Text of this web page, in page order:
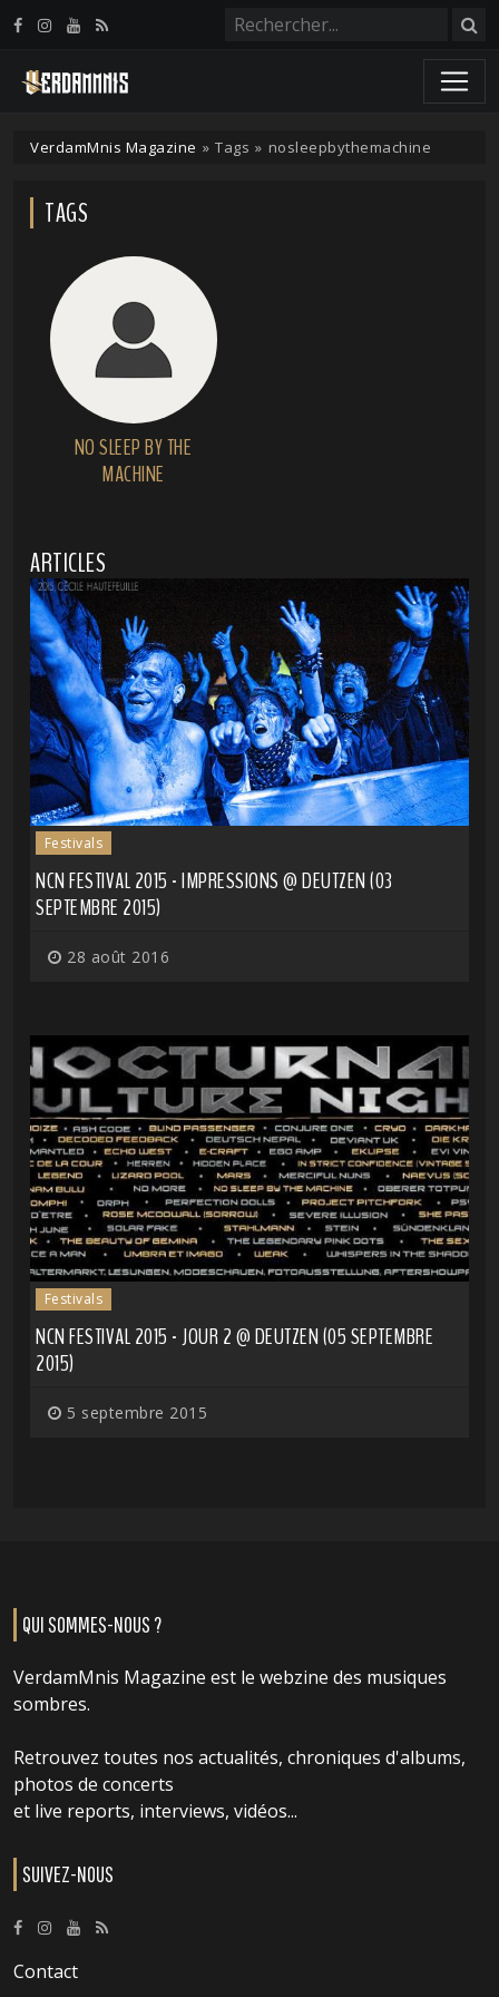
VerdamMnis Magazine » Tags » nosleepbythemachine
TAGS
NO SLEEP BY THE
MACHINE
ARTICLES
Festivals
NCN FESTIVAL 2015 - IMPRESSIONS @ DEUTZEN (03
SEPTEMBRE 2015)
28 août 2016
Festivals
NCN FESTIVAL 2015 - JOUR 2 @ DEUTZEN (05 SEPTEMBRE
2015)
5 septembre 2015
QUI SOMMES-NOUS ?
VerdamMnis Magazine est le webzine des musiques
sombres.
Retrouvez toutes nos actualités, chroniques d'albums,
photos de concerts
et live reports, interviews, vidéos...
SUIVEZ-NOUS
Contact
Panneau de gestion des cookies